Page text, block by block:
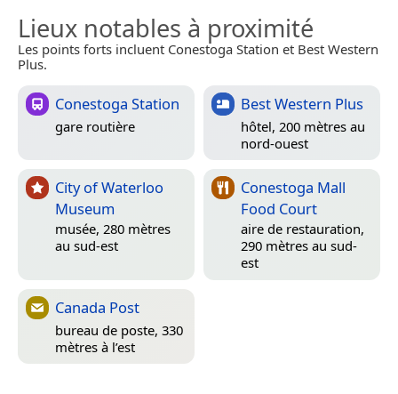
Lieux notables à proximité
Les points forts incluent Conestoga Station et Best Western
Plus.
Conestoga Station
gare routière
Best Western Plus
hôtel, 200 mètres au
nord-ouest
City of Waterloo
Museum
musée, 280 mètres
au sud-est
Conestoga Mall
Food Court
aire de restauration,
290 mètres au sud-
est
Canada Post
bureau de poste, 330
mètres à l’est